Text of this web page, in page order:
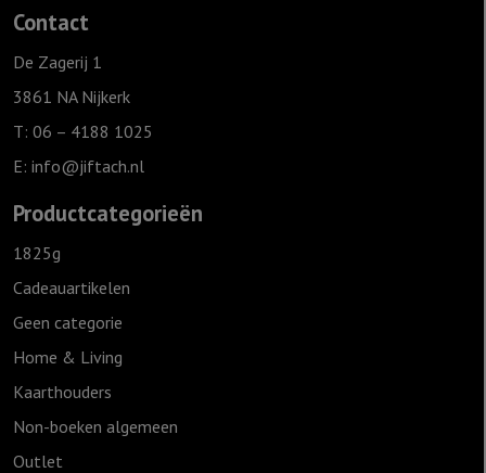
Contact
De Zagerij 1
3861 NA Nijkerk
T: 06 – 4188 1025
E: info@jiftach.nl
Productcategorieën
1825g
Cadeauartikelen
Geen categorie
Home & Living
Kaarthouders
Non-boeken algemeen
Outlet